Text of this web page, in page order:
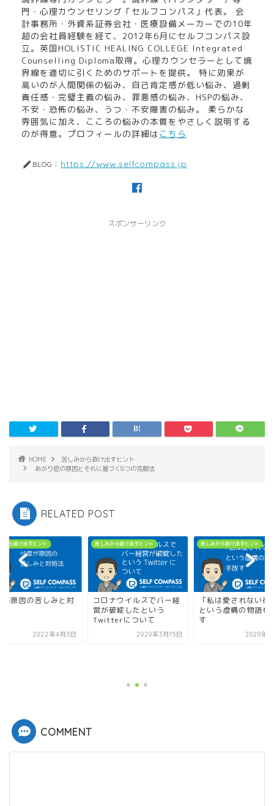
門・心理カウンセリング「セルフコンパス」代表。 会
計事務所・外資系証券会社・医療設備メーカーでの10年
超の会社員経験を経て、2012年6月にセルフコンパス設
立。英国HOLISTIC HEALING COLLEGE Integrated
Counselling Diploma取得。心理カウンセラーとして境
界線を適切に引くためのサポートを提供。 特に効果が
高いのが人間関係の悩み、自己肯定感が低い悩み、過剰
責任感・完璧主義の悩み、罪悪感の悩み、HSPの悩み、
不安・恐怖の悩み、うつ・不安障害の悩み。 柔らかな
雰囲気に加え、こころの悩みの本質をやさしく説明する
のが得意。プロフィールの詳細は こちら
BLOG： https://www.selfcompass.jp
スポンサーリンク
HOME
苦しみから抜け出すヒント
あがり症の原因とそれに基づく8つの克服法
RELATED POST
から抜け出すヒント
ナウイルスでバー経
2020年3月15日
苦しみから抜け出すヒント
「私は愛されない存在」
という虚構の物語を手放
す
2020年7月5日
苦しみから抜け出すヒント
COMMENT